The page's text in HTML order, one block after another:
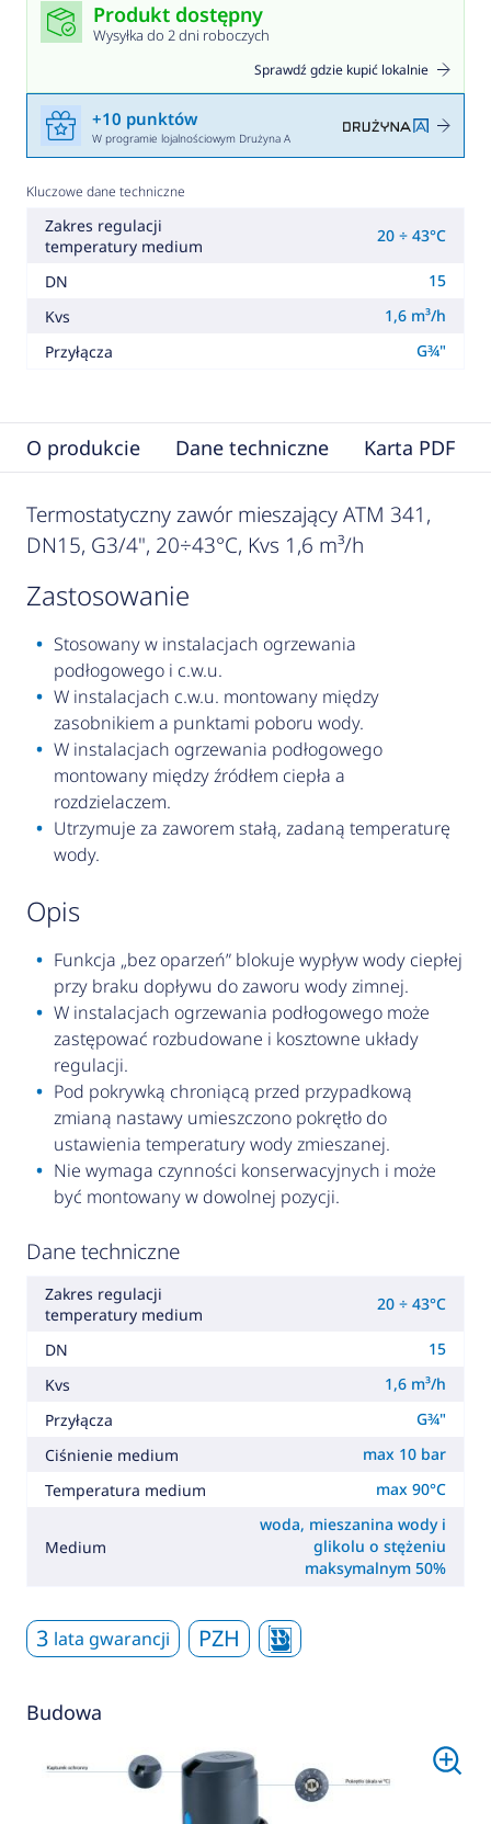
Produkt dostępny
Wysyłka do 2 dni roboczych
Sprawdź gdzie kupić lokalnie
+10 punktów
W programie lojalnościowym Drużyna A
Kluczowe dane techniczne
Zakres regulacji
temperatury medium
20 ÷ 43°C
DN
15
Kvs
1,6 m³/h
Przyłącza
G¾"
O produkcie Dane techniczne Karta PDF
Termostatyczny zawór mieszający ATM 341,
DN15, G3/4", 20÷43°C, Kvs 1,6 m³/h
zastosowanie
Stosowany w instalacjach ogrzewania
podłogowego i c.w.u.
W instalacjach c.w.u. montowany między
zasobnikiem a punktami poboru wody.
W instalacjach ogrzewania podłogowego
montowany między źródłem ciepła a
rozdzielaczem.
Utrzymuje za zaworem stałą, zadaną temperaturę
wody.
opis
Funkcja „bez oparzeń” blokuje wypływ wody ciepłej
przy braku dopływu do zaworu wody zimnej.
W instalacjach ogrzewania podłogowego może
zastępować rozbudowane i kosztowne układy
regulacji.
Pod pokrywką chroniącą przed przypadkową
zmianą nastawy umieszczono pokrętło do
ustawienia temperatury wody zmieszanej.
Nie wymaga czynności konserwacyjnych i może
być montowany w dowolnej pozycji.
Dane techniczne
Zakres regulacji
temperatury medium
20 ÷ 43°C
DN
15
Kvs
1,6 m³/h
Przyłącza
G¾"
Ciśnienie medium
max 10 bar
Temperatura medium
max 90°C
Medium
woda, mieszanina wody i
glikolu o stężeniu
maksymalnym 50%
3 lata gwarancji PZH
Budowa